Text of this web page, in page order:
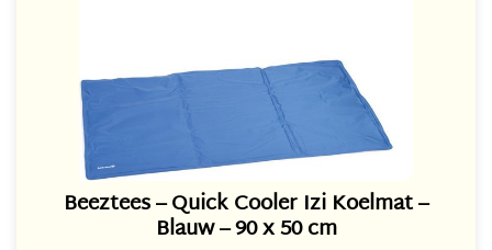
Beeztees – Quick Cooler Izi Koelmat –
Blauw – 90 x 50 cm